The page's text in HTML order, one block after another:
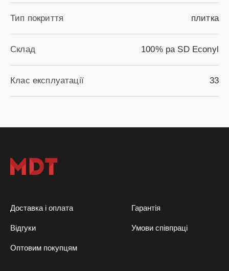
Тип покриття плитка
Склад 100% pa SD Econyl
Клас експлуатації 33
Доставка і оплата Гарантія
Відгуки Умови співпраці
Оптовим покупцям